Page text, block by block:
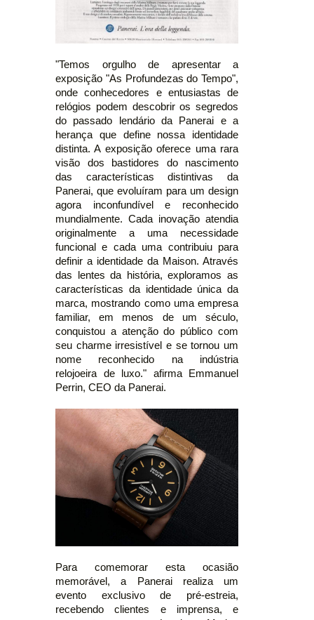
"Temos orgulho de apresentar a
exposição "As Profundezas do Tempo",
onde conhecedores e entusiastas de
relógios podem descobrir os segredos
do passado lendário da Panerai e a
herança que define nossa identidade
distinta. A exposição oferece uma rara
visão dos bastidores do nascimento
das características distintivas da
Panerai, que evoluíram para um design
agora inconfundível e reconhecido
mundialmente. Cada inovação atendia
originalmente a uma necessidade
funcional e cada uma contribuiu para
definir a identidade da Maison. Através
das lentes da história, exploramos as
características da identidade única da
marca, mostrando como uma empresa
familiar, em menos de um século,
conquistou a atenção do público com
seu charme irresistível e se tornou um
nome reconhecido na indústria
relojoeira de luxo." afirma Emmanuel
Perrin, CEO da Panerai.
Para comemorar esta ocasião
memorável, a Panerai realiza um
evento exclusivo de pré-estreia,
recebendo clientes e imprensa, e